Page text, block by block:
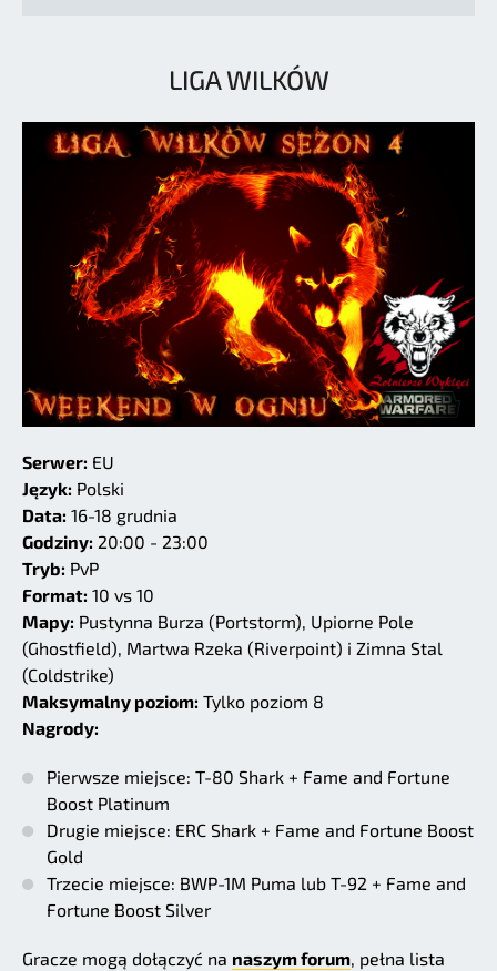
LIGA WILKÓW
Serwer: EU
Język: Polski
Data: 16-18 grudnia
Godziny: 20:00 - 23:00
Tryb: PvP
Format: 10 vs 10
Mapy: Pustynna Burza (Portstorm), Upiorne Pole
(Ghostfield), Martwa Rzeka (Riverpoint) i Zimna Stal
(Coldstrike)
Maksymalny poziom: Tylko poziom 8
Nagrody:
Pierwsze miejsce: T-80 Shark + Fame and Fortune
Boost Platinum
Drugie miejsce: ERC Shark + Fame and Fortune Boost
Gold
Trzecie miejsce: BWP-1M Puma lub T-92 + Fame and
Fortune Boost Silver
Gracze mogą dołączyć na naszym forum, pełna lista